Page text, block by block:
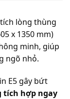
lòng thùng
x 1350 mm)
minh, giúp
ngõ nhỏ.
E5 gây bứt
tích hợp ngay